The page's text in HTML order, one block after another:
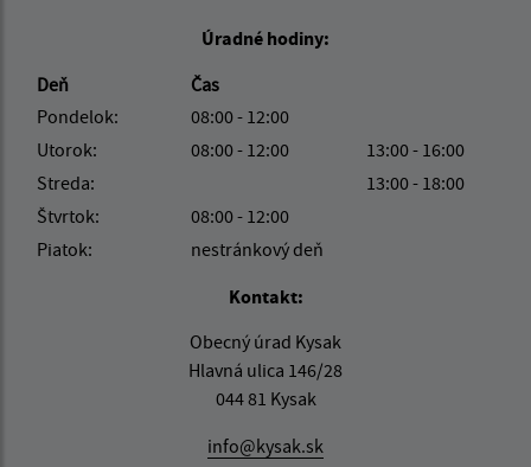
Úradné hodiny:
Deň
Čas
Pondelok:
08:00 - 12:00
Utorok:
08:00 - 12:00
13:00 - 16:00
Streda:
13:00 - 18:00
Štvrtok:
08:00 - 12:00
Piatok:
nestránkový deň
Kontakt:
Obecný úrad Kysak
Hlavná ulica 146/28
044 81 Kysak
info@kysak.sk